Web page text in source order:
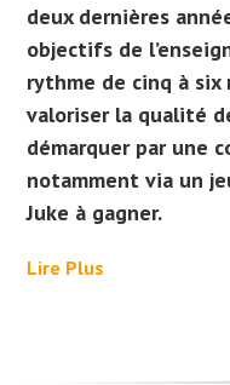
deux dernières
objectifs de
rythme de cinq à six
valoriser la qualité
démarquer par une
notamment via un
Juke à gagner.
Lire Plus